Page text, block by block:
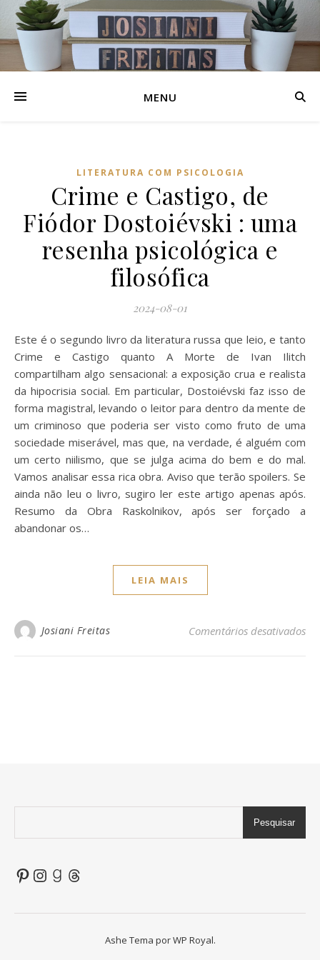
MENU
LITERATURA COM PSICOLOGIA
Crime e Castigo, de
Fiódor Dostoiévski : uma
resenha psicológica e
filosófica
2024-08-01
Este é o segundo livro da literatura russa que leio, e tanto
Crime e Castigo quanto A Morte de Ivan Ilitch
compartilham algo sensacional: a exposição crua e realista
da hipocrisia social. Em particular, Dostoiévski faz isso de
forma magistral, levando o leitor para dentro da mente de
um criminoso que poderia ser visto como fruto de uma
sociedade miserável, mas que, na verdade, é alguém com
um certo niilismo, que se julga acima do bem e do mal.
Vamos analisar essa rica obra. Aviso que terão spoilers. Se
ainda não leu o livro, sugiro ler este artigo apenas após.
Resumo da Obra Raskolnikov, após ser forçado a
abandonar os…
LEIA MAIS
Josiani Freitas Comentários desativados
Pesquisar
Pinterest
Instagram
Goodreads
Threads
Ashe Tema porWP Royal.